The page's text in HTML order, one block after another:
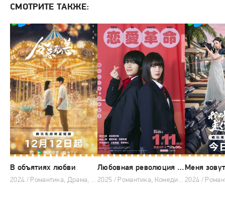
СМОТРИТЕ ТАКЖЕ:
В объятиях любви
2024 / Романтика, Драма, Китайские дорамы
Любовная революция (японская версия)
2025 / Романтика, Комедия, Японские дорамы, Дорамы 2025